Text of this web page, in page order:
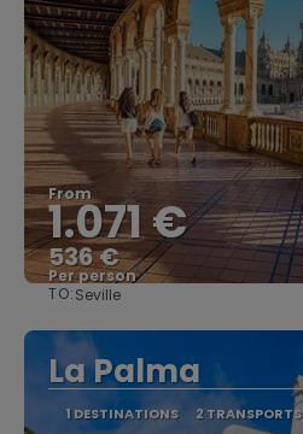
From
1.071 €
536 €
Per person
TO:Seville
La Palma
1 DESTINATIONS 2 TRANSPORTS